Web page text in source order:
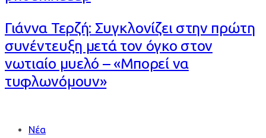
Γιάννα Τερζή: Συγκλονίζει στην πρώτη
συνέντευξη μετά τον όγκο στον
νωτιαίο μυελό – «Μπορεί να
τυφλωνόμουν»
Tags Νέα